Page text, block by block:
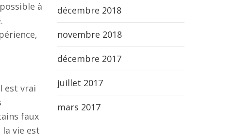
à
est vrai
faux
vie est
décembre 2018
novembre 2018
décembre 2017
juillet 2017
mars 2017